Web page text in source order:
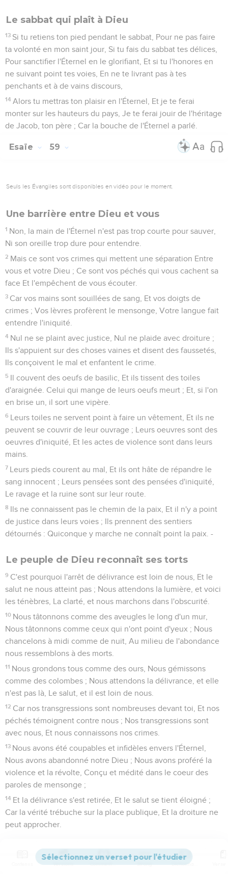
Le sabbat qui plaît à Dieu
13 Si tu retiens ton pied pendant le sabbat, Pour ne pas faire
ta volonté en mon saint jour, Si tu fais du sabbat tes délices,
Pour sanctifier l'Éternel en le glorifiant, Et si tu l'honores en
ne suivant point tes voies, En ne te livrant pas à tes
penchants et à de vains discours,
14 Alors tu mettras ton plaisir en l'Éternel, Et je te ferai
monter sur les hauteurs du pays, Je te ferai jouir de l'héritage
de Jacob, ton père ; Car la bouche de l'Éternel a parlé.
Esaïe 59
Seuls les Évangiles sont disponibles en vidéo pour le moment.
Une barrière entre Dieu et vous
1 Non, la main de l'Éternel n'est pas trop courte pour sauver,
Ni son oreille trop dure pour entendre.
2 Mais ce sont vos crimes qui mettent une séparation Entre
vous et votre Dieu ; Ce sont vos péchés qui vous cachent sa
face Et l'empêchent de vous écouter.
3 Car vos mains sont souillées de sang, Et vos doigts de
crimes ; Vos lèvres profèrent le mensonge, Votre langue fait
entendre l'iniquité.
4 Nul ne se plaint avec justice, Nul ne plaide avec droiture ;
Ils s'appuient sur des choses vaines et disent des faussetés,
Ils conçoivent le mal et enfantent le crime.
5 Il couvent des oeufs de basilic, Et ils tissent des toiles
d'araignée. Celui qui mange de leurs oeufs meurt ; Et, si l'on
en brise un, il sort une vipère.
6 Leurs toiles ne servent point à faire un vêtement, Et ils ne
peuvent se couvrir de leur ouvrage ; Leurs oeuvres sont des
oeuvres d'iniquité, Et les actes de violence sont dans leurs
mains.
7 Leurs pieds courent au mal, Et ils ont hâte de répandre le
sang innocent ; Leurs pensées sont des pensées d'iniquité,
Le ravage et la ruine sont sur leur route.
8 Ils ne connaissent pas le chemin de la paix, Et il n'y a point
de justice dans leurs voies ; Ils prennent des sentiers
détournés : Quiconque y marche ne connaît point la paix. -
Le peuple de Dieu reconnaît ses torts
9 C'est pourquoi l'arrêt de délivrance est loin de nous, Et le
salut ne nous atteint pas ; Nous attendons la lumière, et voici
les ténèbres, La clarté, et nous marchons dans l'obscurité.
10 Nous tâtonnons comme des aveugles le long d'un mur,
Nous tâtonnons comme ceux qui n'ont point d'yeux ; Nous
chancelons à midi comme de nuit, Au milieu de l'abondance
nous ressemblons à des morts.
11 Nous grondons tous comme des ours, Nous gémissons
comme des colombes ; Nous attendons la délivrance, et elle
n'est pas là, Le salut, et il est loin de nous.
12 Car nos transgressions sont nombreuses devant toi, Et nos
péchés témoignent contre nous ; Nos transgressions sont
avec nous, Et nous connaissons nos crimes.
13 Nous avons été coupables et infidèles envers l'Éternel,
Nous avons abandonné notre Dieu ; Nous avons proféré la
violence et la révolte, Conçu et médité dans le coeur des
paroles de mensonge ;
14 Et la délivrance s'est retirée, Et le salut se tient éloigné ;
Car la vérité trébuche sur la place publique, Et la droiture ne
peut approcher.
L'intervention du Seigneur
La vérité a disparu, Et celui qui s'éloigne du mal est
Versions Commentaires Strong